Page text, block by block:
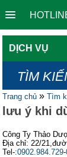
DỊCH VỤ
TÌM
Trang chủ » Tìm
lưu ý khi
Công Ty Thảo
Địa chỉ: 22/
Tel-:0902.984.729-